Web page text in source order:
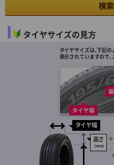
検
タイヤサイズの見方
タイヤサイズは､下記
表示されていますので､
タイヤ幅
タイヤ幅
高さ
(mm)
÷